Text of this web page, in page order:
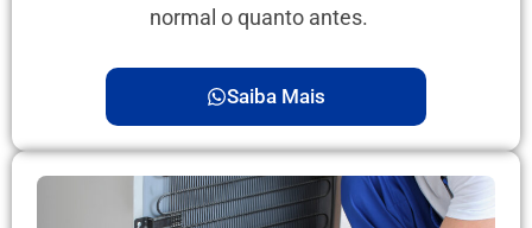
normal o quanto antes.
Saiba Mais